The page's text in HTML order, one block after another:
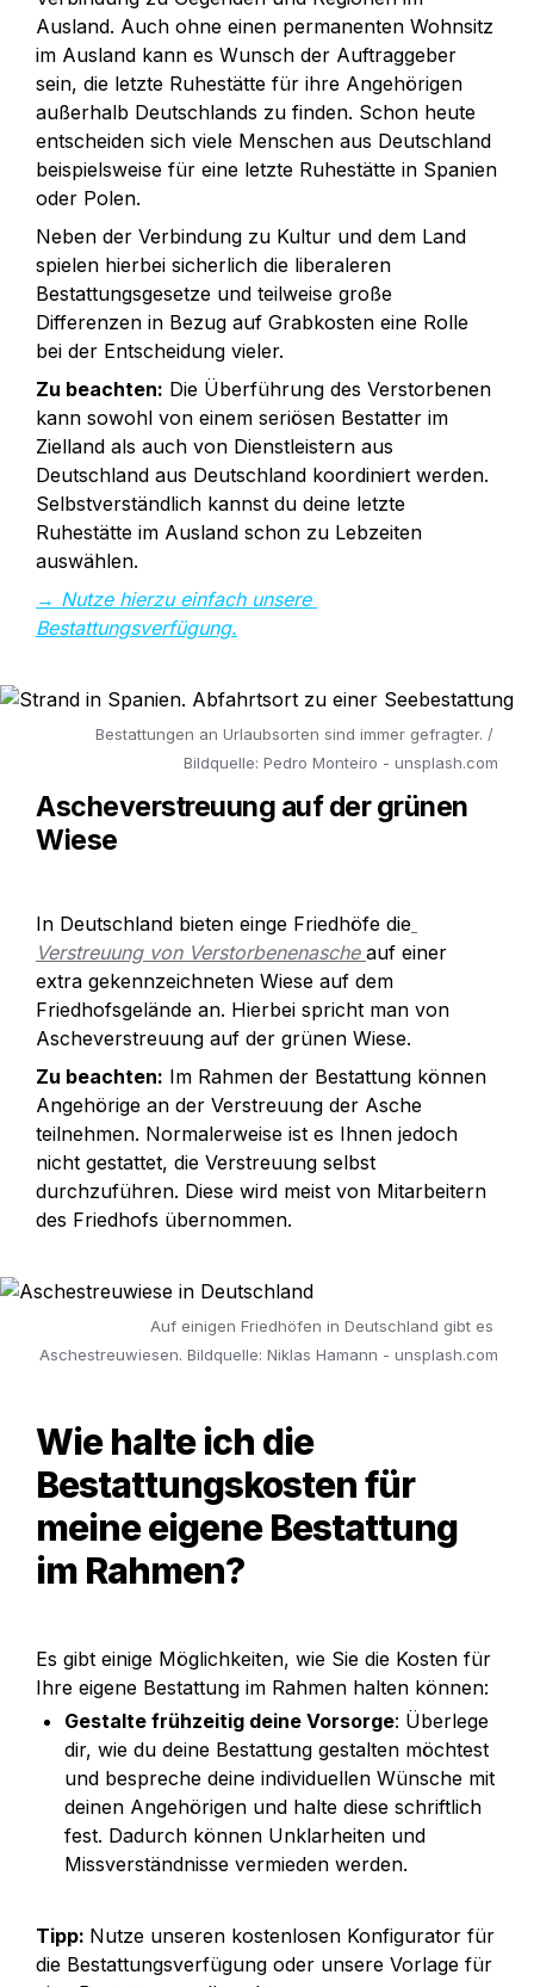
Ausland. Auch ohne einen permanenten Wohnsitz
im Ausland kann es Wunsch der Auftraggeber
sein, die letzte Ruhestätte für ihre Angehörigen
außerhalb Deutschlands zu finden. Schon heute
entscheiden sich viele Menschen aus Deutschland
beispielsweise für eine letzte Ruhestätte in Spanien
oder Polen.
Neben der Verbindung zu Kultur und dem Land
spielen hierbei sicherlich die liberaleren
Bestattungsgesetze und teilweise große
Differenzen in Bezug auf Grabkosten eine Rolle
bei der Entscheidung vieler.
Zu beachten: Die Überführung des Verstorbenen
kann sowohl von einem seriösen Bestatter im
Zielland als auch von Dienstleistern aus
Deutschland aus Deutschland koordiniert werden.
Selbstverständlich kannst du deine letzte
Ruhestätte im Ausland schon zu Lebzeiten
auswählen.
→ Nutze hierzu einfach unsere
Bestattungsverfügung.
Bestattungen an Urlaubsorten sind immer gefragter. /
Bildquelle: Pedro Monteiro - unsplash.com
Ascheverstreuung auf der grünen
Wiese
In Deutschland bieten einge Friedhöfe die
Verstreuung von Verstorbenenasche auf einer
extra gekennzeichneten Wiese auf dem
Friedhofsgelände an. Hierbei spricht man von
Ascheverstreuung auf der grünen Wiese.
Zu beachten: Im Rahmen der Bestattung können
Angehörige an der Verstreuung der Asche
teilnehmen. Normalerweise ist es Ihnen jedoch
nicht gestattet, die Verstreuung selbst
durchzuführen. Diese wird meist von Mitarbeitern
des Friedhofs übernommen.
Auf einigen Friedhöfen in Deutschland gibt es
Aschestreuwiesen. Bildquelle: Niklas Hamann - unsplash.com
Wie halte ich die
Bestattungskosten für
meine eigene Bestattung
im Rahmen?
Es gibt einige Möglichkeiten, wie Sie die Kosten für
Ihre eigene Bestattung im Rahmen halten können:
Gestalte frühzeitig deine Vorsorge: Überlege
dir, wie du deine Bestattung gestalten möchtest
und bespreche deine individuellen Wünsche mit
deinen Angehörigen und halte diese schriftlich
fest. Dadurch können Unklarheiten und
Missverständnisse vermieden werden.
Tipp: Nutze unseren kostenlosen Konfigurator für
die Bestattungsverfügung oder unsere Vorlage für